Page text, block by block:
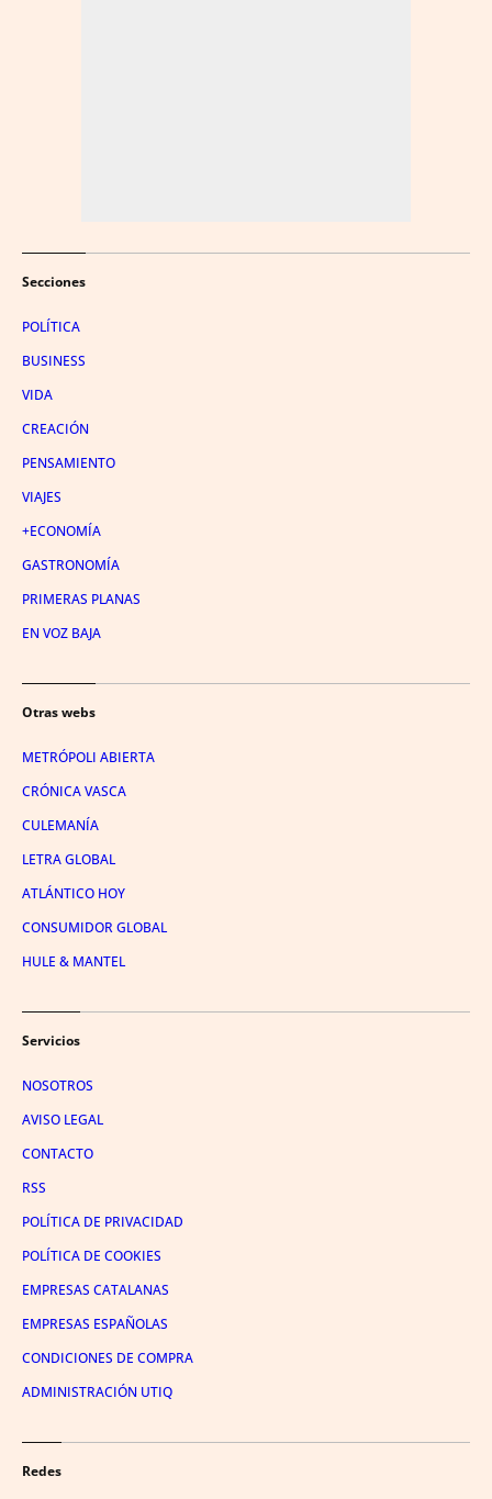
Secciones
POLÍTICA
BUSINESS
VIDA
CREACIÓN
PENSAMIENTO
VIAJES
+ECONOMÍA
GASTRONOMÍA
PRIMERAS PLANAS
EN VOZ BAJA
Otras webs
METRÓPOLI ABIERTA
CRÓNICA VASCA
CULEMANÍA
LETRA GLOBAL
ATLÁNTICO HOY
CONSUMIDOR GLOBAL
HULE & MANTEL
Servicios
NOSOTROS
AVISO LEGAL
CONTACTO
RSS
POLÍTICA DE PRIVACIDAD
POLÍTICA DE COOKIES
EMPRESAS CATALANAS
EMPRESAS ESPAÑOLAS
CONDICIONES DE COMPRA
ADMINISTRACIÓN UTIQ
Redes